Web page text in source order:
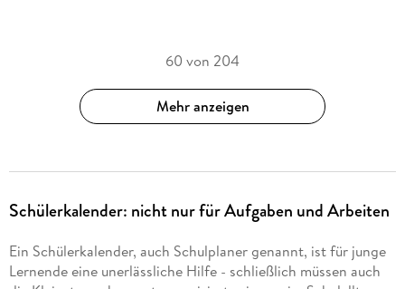
60 von 204
Mehr anzeigen
Schülerkalender: nicht nur für Aufgaben und Arbeiten
Ein Schülerkalender, auch Schulplaner genannt, ist für junge
Lernende eine unerlässliche Hilfe - schließlich müssen auch